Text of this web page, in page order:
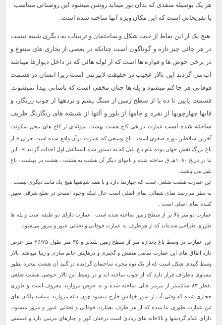
هر یک بوسیله منفذى که بدان نور میتابد روشن میشود این روشنائى متناسب
با تفریحاتى است که این مکان ویژه آنها ساخته شده است.
هیچ یک از این نقاط از حیث شکل و ساختمان و تزیینات به دیگرى شبیه نیست
در هر جائى چیز تازه و گوناگون است چنانکه در بعضى از بخاری هاى متنوع و
در برخى حوض‏ ها و فواره‏ ها است که از لوله هائى که در داخل دیوارها میباشد
آب می گردند این تالار عجیب در حقیقت لابیرنتى است زیرا انسان در قسمت
فوقانى هر جا کم میشود و پله‏ ها چنان مخفى است که بآسانى پیدا نمیشوند.
قسمت پایین تا ده پا از سطح زمین از سنگ یشم و نرده‏ها از چوب زرنگار، و
قاب‏ها چهارچوبها از نقره و جامها از بلور و آلتها از شیشه‏ هاى رنگارنگ ظریف
ساخته شده است. عمارت تاریخی کاخ هشت بهشت نمونه‌ای از کاخ های محل سکونت
آخرین سلاطین دوره صفوی است . باغ وسیعی که عمارت درآن واقع شده است جزئی « از
باغ بزرگ نقش جهان بوده بنام باغ بلبل که به دستور شاه اسماعیل اول احداث گردید » . این
بنا در تاریخ ۱۰۸۰هـ.ق ساخته شده و نامهای دیگر آن هشت به هشت ، هشت در بهشت ، باغ
بلبل می باشند.
این عمارت هشت ضلعی است که چهارنما دارد و با همه شباهتها هیچ یک مانند دیگری نیست .
به نظر می‌رسد نمای شمالی نمای اصلی است حال اینکه وجود استخر در ضلع شرقی تعیین
کننده نمای اصلی است .
عمارت دو متر بالا تر از سطح زمین ساخته شده است . عمارت دارای دو طبقه است و پله ها
طوری طراحی شده‌اند که از هرطرف به عمارت فوقانی و تحتانی عبور و مرور می‌شود .
این عمارت در وسط باغ باندازه متر از سطح زمین بلندتر و ۳۵ متر طول ۲۶/۲۵ متر عرض
دارد اطاق های این عمارت تمامی منقش و گچبری و درهایش خاتم سازی و زیبا میباشد. تالار
وسط گنبدی شکل است که از یک نوه پنجره ساختمان گردیده در گنبد آن هشت پنجره بطور
مساوی باطراف قرار دارد که از چوب ساخته‏ اند و در وسط این تالار حوضی هشت ضلعی
بقطر ۸۳ سانتیمتر از مرمر عالی ساخته شده و به حوض مروارید معروف است و طوری
حجاری شده که وقتی آب از سوراخهایش خارج میشود چون دانه مروارید میباشد پلکان های
این عمارت طوری بنا شده که از هر طرف بعمارت فوقانی و تحتانی عبور و مرور میشود،
دارای غلام گردش‏ها و بالاخانه‏ های زیادی است درختان کهن و چنارهای مرتبی دارد و قسمتی